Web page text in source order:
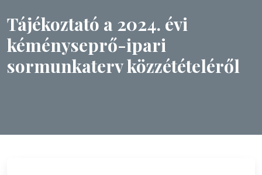
Tájékoztató a 2024. évi
kéményseprő-ipari
sormunkaterv közzétételéről